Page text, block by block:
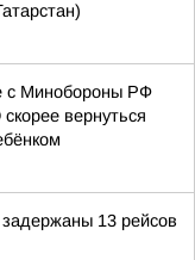
с Минобороны РФ
вернуться
13 рейсов